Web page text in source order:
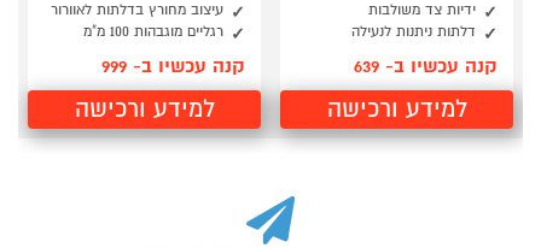
ידיות צד משולבות
דלתות ניתנות לנעילה
קנה עכשיו ב- 639
למידע ורכישה
עיצוב מחורץ בדלתות לאוורור
רגליים מוגבהות 100 מ"מ
קנה עכשיו ב- 999
למידע ורכישה